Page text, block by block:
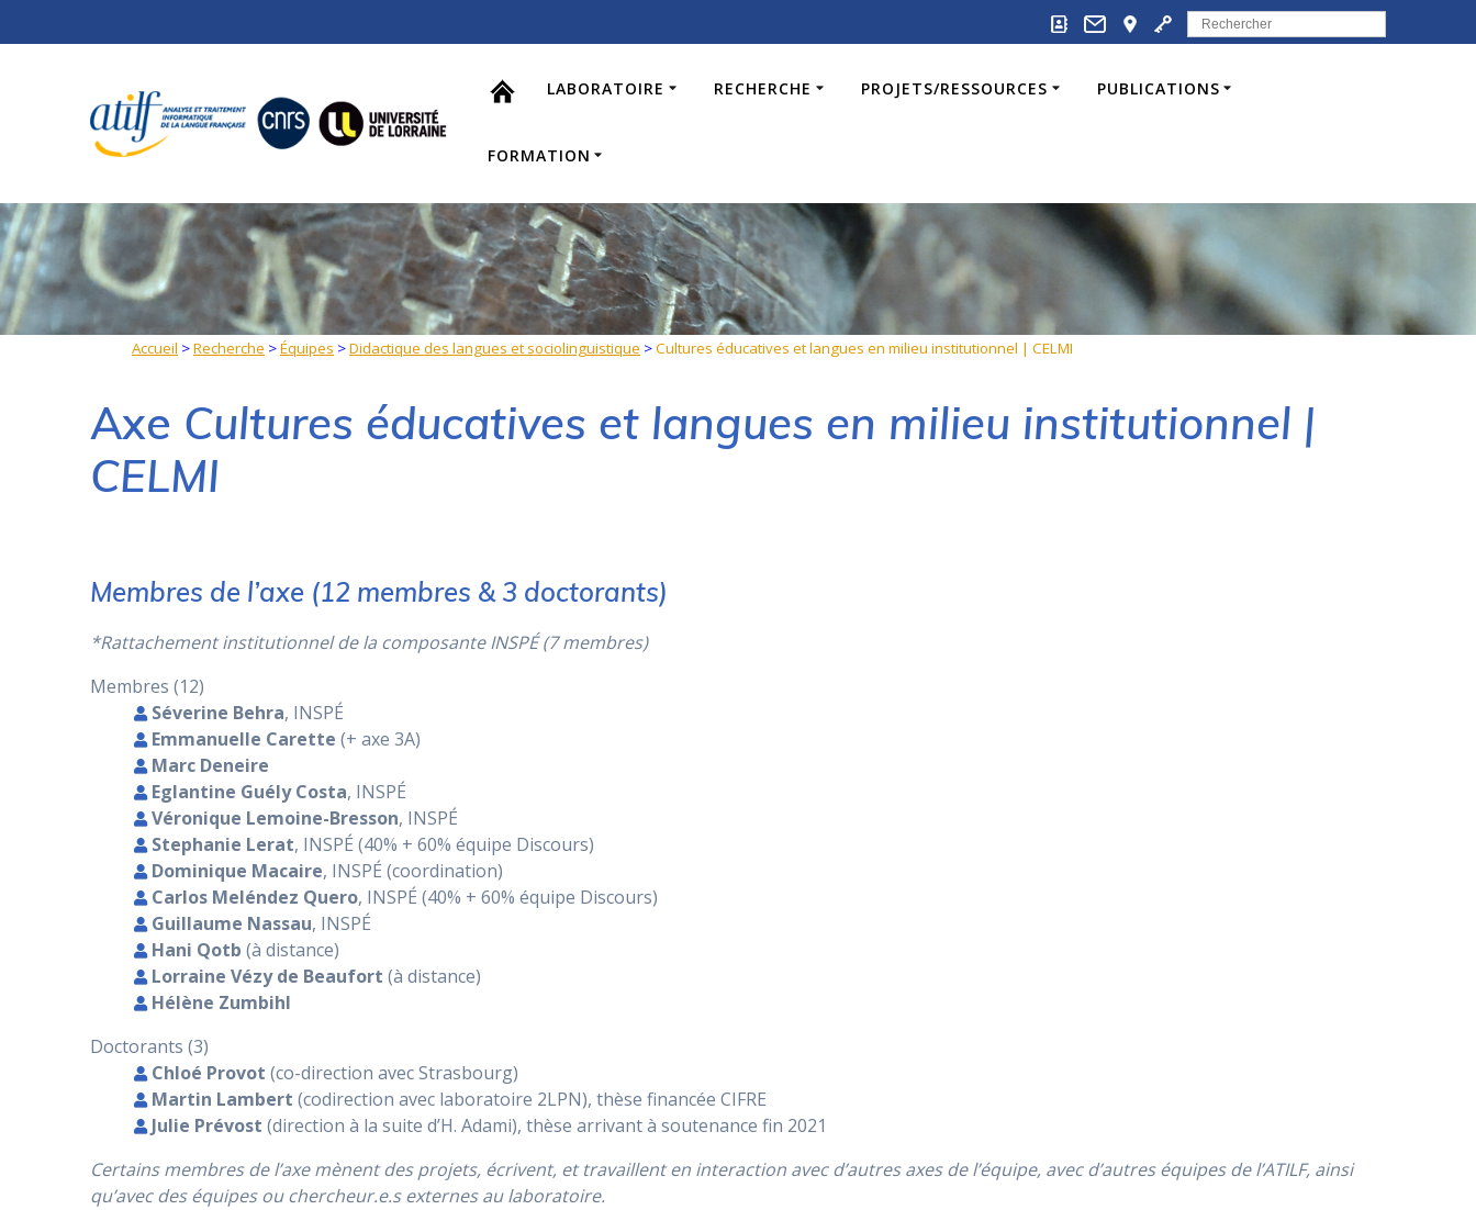
to
Search
for:
LABORATOIRE RECHERCHE PROJETS/RESSOURCES PUBLICATIONS
FORMATION
Accueil >Recherche >Équipes >Didactique des langues et sociolinguistique >Cultures éducatives et langues en milieu institutionnel | CELMI
Axe Cultures éducatives et langues en milieu institutionnel |
CELMI
Membres de l’axe (12 membres & 3 doctorants)
*Rattachement institutionnel de la composante INSPÉ (7 membres)
Membres (12)
Séverine Behra, INSPÉ
Emmanuelle Carette (+ axe 3A)
Marc Deneire
Eglantine Guély Costa, INSPÉ
Véronique Lemoine-Bresson, INSPÉ
Stephanie Lerat, INSPÉ (40% + 60% équipe Discours)
Dominique Macaire, INSPÉ (coordination)
Carlos Meléndez Quero, INSPÉ (40% + 60% équipe Discours)
Guillaume Nassau, INSPÉ
Hani Qotb (à distance)
Lorraine Vézy de Beaufort (à distance)
Hélène Zumbihl
Doctorants (3)
Chloé Provot (co-direction avec Strasbourg)
Martin Lambert (codirection avec laboratoire 2LPN), thèse financée CIFRE
Julie Prévost (direction à la suite d’H. Adami), thèse arrivant à soutenance fin 2021
Certains membres de l’axe mènent des projets, écrivent, et travaillent en interaction avec d’autres axes de l’équipe, avec d’autres équipes de l’ATILF, ainsi
qu’avec des équipes ou chercheur.e.s externes au laboratoire.